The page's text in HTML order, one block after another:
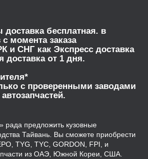
бесплатная. в
с момента заказа
и СНГ как Экспресс доставка
доставка от 1 дня.
с проверенными заводами
рада предложить кузовные
Тайвань. Вы сможете приобрести
TYG, TYC, GORDON, FPI, и
из ОАЭ, Южной Кореи, США.